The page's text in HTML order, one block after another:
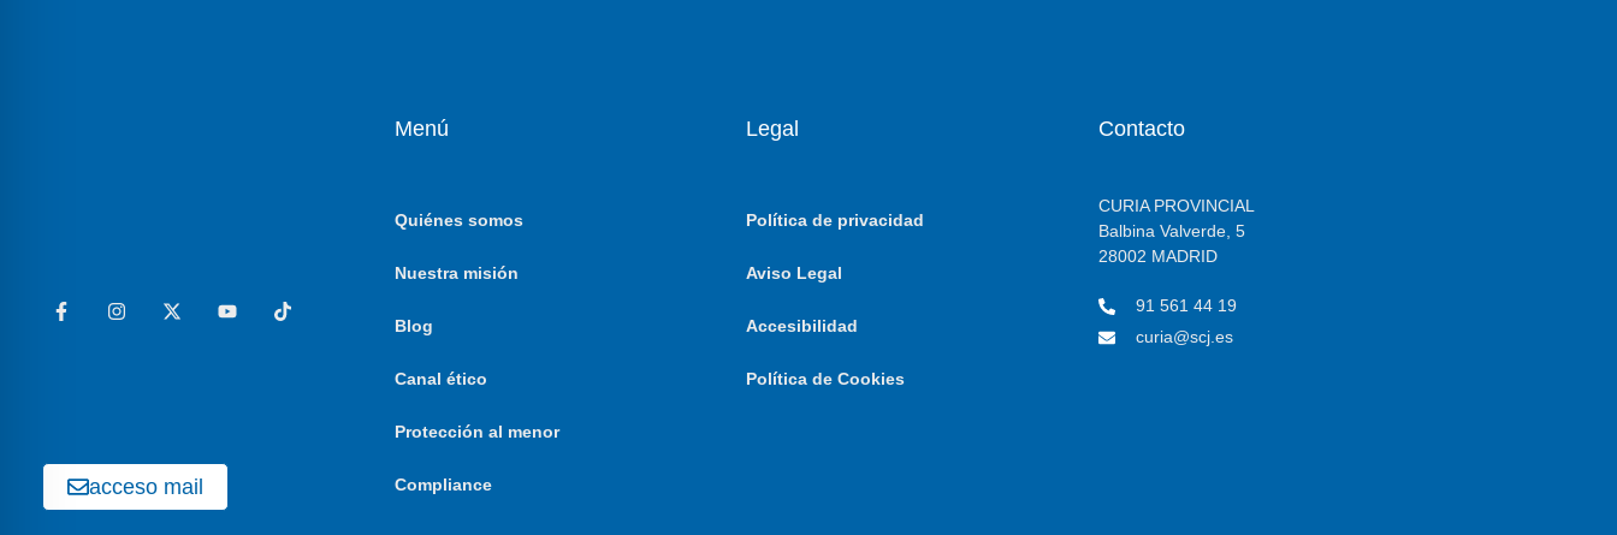
acceso mail
Menú
Quiénes somos
Nuestra misión
Blog
Canal ético
Protección al menor
Compliance
Legal
Política de privacidad
Aviso Legal
Accesibilidad
Política de Cookies
Contacto
CURIA PROVINCIAL
Balbina Valverde, 5
28002 MADRID
91 561 44 19
curia@scj.es